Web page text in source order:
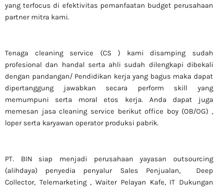
yang terfocus di efektivitas pemanfaatan budget perusahaan
partner mitra kami.
Tenaga cleaning service (CS ) kami disamping sudah
profesional dan handal serta ahli sudah dilengkapi dibekali
dengan pandangan/ Pendidikan kerja yang bagus maka dapat
dipertanggung jawabkan secara perform skill yang
memumpuni serta moral etos kerja. Anda dapat juga
memesan jasa cleaning service berikut office boy (OB/OG) ,
loper serta karyawan operator produksi pabrik.
PT. BIN siap menjadi perusahaan yayasan outsourcing
(alihdaya) penyedia penyalur Sales Penjualan, Deep
Collector, Telemarketing , Waiter Pelayan Kafe, IT Dukungan